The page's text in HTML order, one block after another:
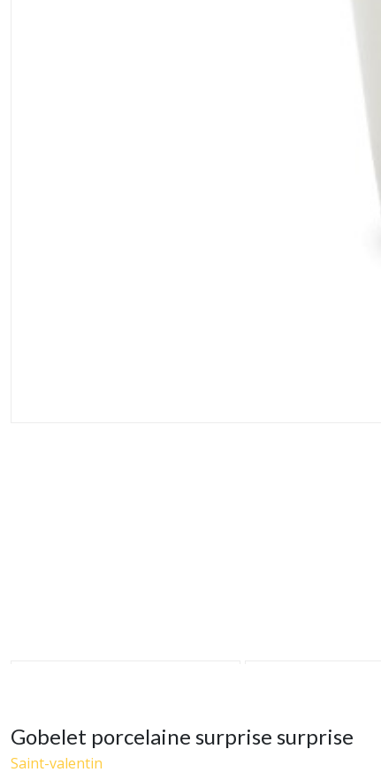
Gobelet porcelaine surprise surprise
Saint-valentin